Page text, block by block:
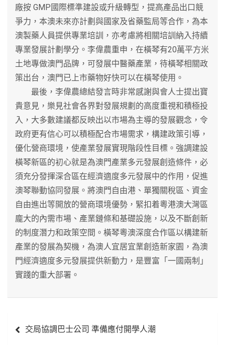
廠按 GMP國際標準建設或升級轉型，提高產品出口競
爭力，本澳未來亦計劃與國家及省藥監局等合作，為本
澳製藥人員提供專業培訓，亦考慮將相關培訓納入持續
專業發展計劃學分。李偉農重申，在橫琴有20萬平方米
土地專做澳門品牌，可發展中醫藥產業，待橫琴相關政
策出台，澳門已上市藥物好快可以在橫琴使用。
最後，李偉農總結發言時非常感謝與會人士提出寶
貴意見，樂見社會各界對發展規劃的高度重視和積極投
入，大多數建議都反映出以市場為主導的發展觀念，令
政府更有信心可以積極配合市場需求，構建政策引導，
優化營商環境，使產業發展實現階段性目標。強調建設
橫琴新區的初心就是為澳門產業多元發展創造條件，必
須充分發揮深合區在經濟適度多元發展中的作用，促進
澳琴聯動協同發展。將澳門自由港、單獨關稅區、資金
自由進出等開放的營商環境優勢，緊扣着粵港澳大灣區
龐大的內需市場、產業鏈條和基礎設施，以及不斷創新
的制度潛力和政策空間。橫琴粵澳深度合作區以構建新
產業的發展為契機，為澳人宜居宜業創造新家園，為澳
門經濟適度多元發展提供新動力，是豐富「一國兩制」
實踐的重大部署。
章
交局協調巴士公司 準備應付開學人潮